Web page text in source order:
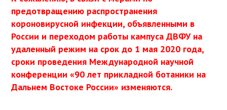
предотвращению распространения
короновирусной инфекции, объявленными в
России и переходом работы кампуса ДВФУ на
удаленный режим на срок до 1 мая 2020 года,
сроки проведения Международной научной
конференции «90 лет прикладной ботаники на
Дальнем Востоке России» изменяются.